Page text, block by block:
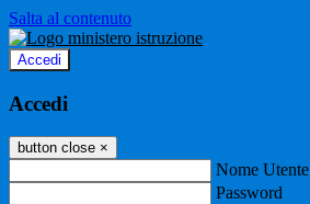
Salta al contenuto
Accedi
Accedi
button close ×
Nome Utente
Password